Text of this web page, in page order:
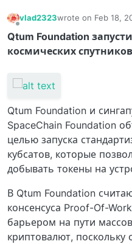
Offline
vlad2323wrote on Feb 18,
last edited by
Qtum Foundation
космических
Qtum Foundation и
SpaceChain Foundation
целью запуска
кубсатов, которые
добывать токены на
В Qtum Foundation
консенсуса Proof-Of-
барьером на пути
криптовалют, поскольку